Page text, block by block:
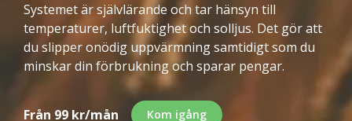
Systemet är självlärande och tar hänsyn till
temperaturer, luftfuktighet och solljus. Det gör att
du slipper onödig uppvärmning samtidigt som du
minskar din förbrukning och sparar pengar.
Från 99 kr/mån Kom igång